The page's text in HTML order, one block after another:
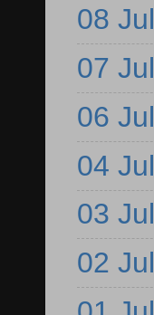
08 Jul
07 Jul
06 Jul
04 Jul
03 Jul
02 Jul